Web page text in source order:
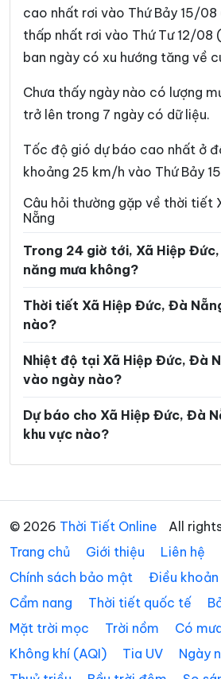
Xã Đức Phú Xã
Xã Duy Xuyên Xã Gò
Xã Hòa Vang Xã
Xã La Êê Xã
Xã Nam Giang Xã
Xã Nam Trà My Xã
Xã Núi Thành
Xã Phước Năng
Xã Phước Trà Xã
Xã Quế Sơn
Xã Sơn Cẩm Hà Xã
Xã Thăng An Xã
Xã Thăng Phú Xã
Xã Thạnh Mỹ Xã
Xã Thượng Đức
cao nhất rơi vào Thứ Bảy 15/
thấp nhất rơi vào Thứ Tư 12/08
ban ngày có xu hướng tăng về
Chưa thấy ngày nào có lượng
trở lên trong 7 ngày có dữ liệu.
Tốc độ gió dự báo cao nhất ở
khoảng 25 km/h vào Thứ Bảy
Câu hỏi thường gặp về thời tiết
Nẵng
Trong 24 giờ tới, Xã Hiệp
năng mưa không?
Thời tiết Xã Hiệp Đức, Đà
nào?
Nhiệt độ tại Xã Hiệp Đức, Đà
vào ngày nào?
Dự báo cho Xã Hiệp Đức, Đà
khu vực nào?
© 2026 Thời Tiết Online
All
Trang chủ
Giới thiệu
Liên hệ
Chính sách bảo mật
Điều khoản
Cẩm nang
Thời tiết quốc tế
Mặt trời mọc
Trời nồm
Có
Không khí (AQI)
Tia UV
Ngày